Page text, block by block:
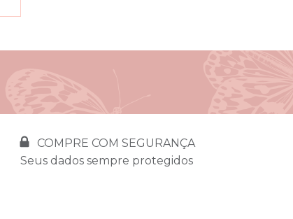
COMPRE COM SEGURANÇA
Seus dados sempre protegidos